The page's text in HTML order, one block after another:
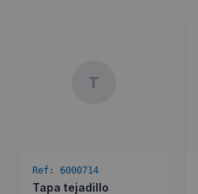
T
Ref: 6000714
Tapa tejadillo